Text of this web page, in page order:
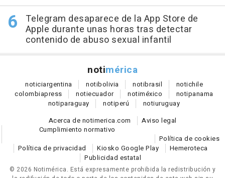
Telegram desaparece de la App Store de
Apple durante unas horas tras detectar
contenido de abuso sexual infantil
notimérica
noticiargentina notibolivia notibrasil notichile
colombiapress notiecuador notiméxico notipanama
notiparaguay notiperú notiuruguay
Acerca de notimerica.com
Aviso legal
Cumplimiento normativo
Política de cookies
Política de privacidad
Kiosko Google Play
Hemeroteca
Publicidad estatal
© 2026 Notimérica. Está expresamente prohibida la redistribución y